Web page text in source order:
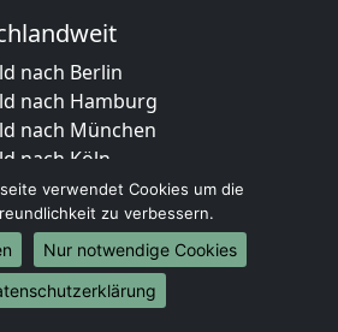
nach Berlin
nach Hamburg
nach München
nach Köln
nach Frankfurt am Main
nach Stuttgart
nach Düsseldorf
nach Leipzig
nach Dortmund
verwendet Cookies um die
zu verbessern.
Nur notwendige Cookies